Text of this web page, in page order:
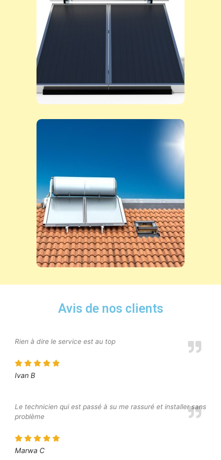
Avis de nos clients
Rien à dire le service est au top
Ivan B
Le technicien qui est passé à su me rassuré et installer sans
problème
Marwa C